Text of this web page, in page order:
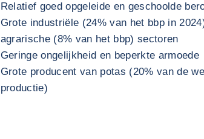
Relatief goed opgeleide en geschoolde
Grote industriële (24% van het bbp in
agrarische (8% van het bbp) sectoren
Geringe ongelijkheid en beperkte armoede
Grote producent van potas (20% van de
productie)